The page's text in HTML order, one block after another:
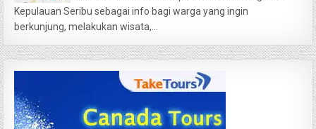
Kepulauan Seribu sebagai info bagi warga yang ingin
berkunjung, melakukan wisata,...